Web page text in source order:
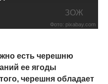
ЗОЖ
Фото: pixabay.com
есть черешню
ее ягоды
черешня обладает